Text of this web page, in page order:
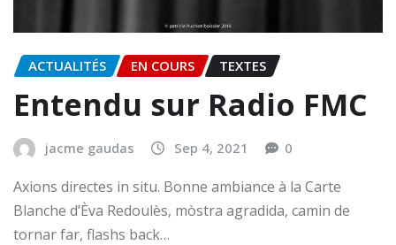
ACTUALITÉS EN COURS TEXTES
Entendu sur Radio FMC
jacme gaudas Sep 4, 2021 0
Axions directes in situ. Bonne ambiance à la Carte
Blanche d’Èva Redoulès, mòstra agradida, camin de
tornar far, flashs back…